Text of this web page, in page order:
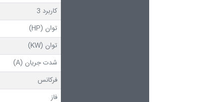
کاربرد 3
توان (HP)
توان (KW)
شدت جریان (A)
فرکانس
فاز